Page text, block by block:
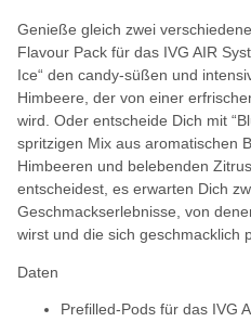
Genieße gleich zwei
Flavour Pack für das IVG AIR
Ice“ den candy-süßen und
Himbeere, der von einer
wird. Oder entscheide Dich mit
spritzigen Mix aus aromatischen
Himbeeren und belebenden
entscheidest, es erwarten Dich
Geschmackserlebnisse, von
wirst und die sich geschmacklich
Daten
Prefilled-Pods für das IVG